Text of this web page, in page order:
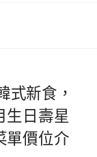
式新食，
生日壽星
單價位介